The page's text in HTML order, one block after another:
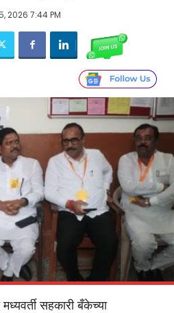
2026 7:44 PM
सहकारी बँकेच्या